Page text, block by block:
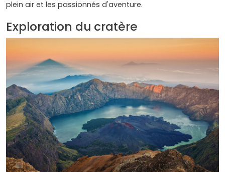
plein air et les passionnés d'aventure.
Exploration du cratère